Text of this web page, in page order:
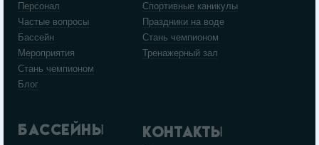
Персонал
Частые вопросы
Бассейн
Мероприятия
Стань чемпионом
Блог
Спортивные каникулы
Праздники на воде
Стань чемпионом
Тренажерный зал
БАССЕЙНЫ КОНТАКТЫ